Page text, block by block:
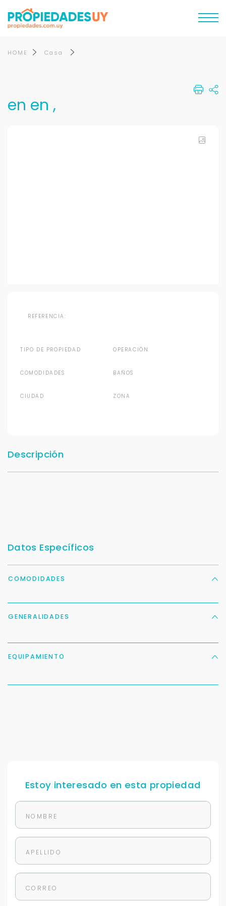
HOME Casa
en en ,
REFERENCIA:
TIPO DE PROPIEDAD OPERACIÓN
COMODIDADES BAÑOS
CIUDAD ZONA
Descripción
Datos Específicos
COMODIDADES
GENERALIDADES
EQUIPAMIENTO
Estoy interesado en esta propiedad